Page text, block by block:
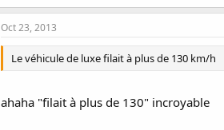
Oct 23, 2013
Le véhicule de luxe filait à plus de 130 km/h
ahaha "filait à plus de 130" incroyable